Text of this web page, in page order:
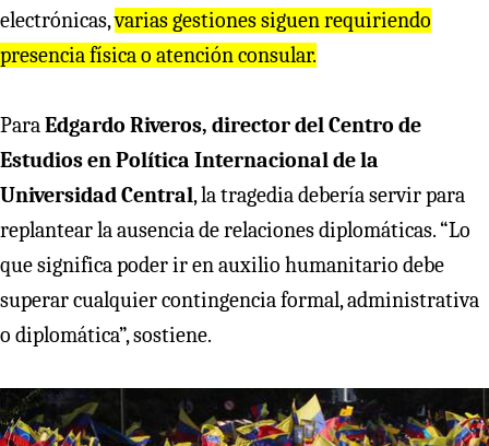
electrónicas,varias gestiones siguen requiriendo
presencia física o atención consular.
ParaEdgardo Riveros, director del Centro de
Estudios en Política Internacional de la
Universidad Central, la tragedia debería servir para
replantear la ausencia de relaciones diplomáticas. “Lo
que significa poder ir en auxilio humanitario debe
superar cualquier contingencia formal, administrativa
o diplomática”, sostiene.